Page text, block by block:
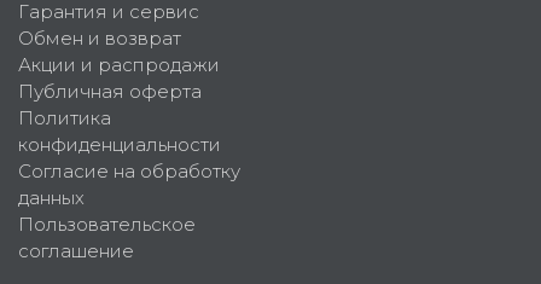
Гарантия и сервис
Обмен и возврат
Акции и распродажи
Публичная оферта
Политика
конфиденциальности
Согласие на обработку
данных
Пользовательское
соглашение